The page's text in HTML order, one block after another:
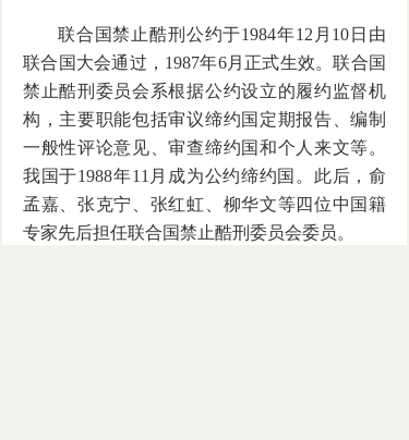
联合国禁止酷刑公约于1984年12月10日由
联合国大会通过，1987年6月正式生效。联合国
禁止酷刑委员会系根据公约设立的履约监督机
构，主要职能包括审议缔约国定期报告、编制
一般性评论意见、审查缔约国和个人来文等。
我国于1988年11月成为公约缔约国。此后，俞
孟嘉、张克宁、张红虹、柳华文等四位中国籍
专家先后担任联合国禁止酷刑委员会委员。